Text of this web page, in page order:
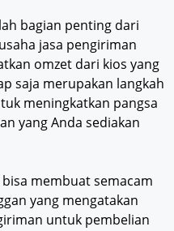
bagian penting dari
jasa pengiriman
omzet dari kios yang
saja merupakan langkah
meningkatkan pangsa
yang Anda sediakan
membuat semacam
yang mengatakan
untuk pembelian